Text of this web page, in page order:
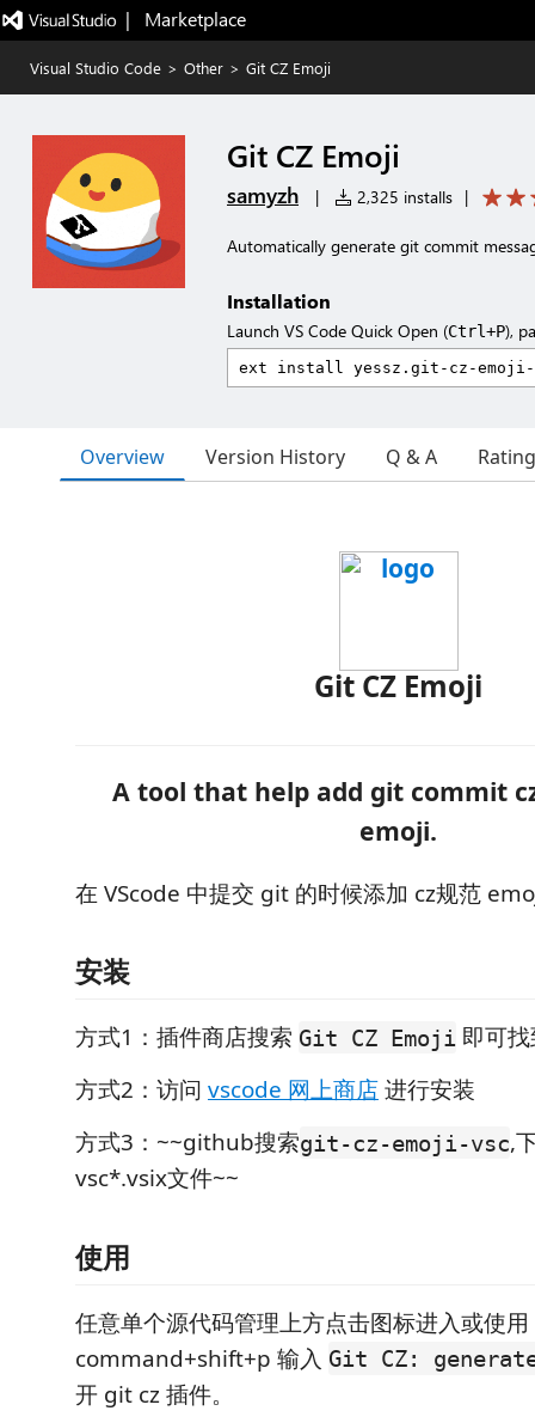
|   Marketplace
Visual Studio Code > Other > Git CZ Emoji
Git CZ Emoji
samyzh | 2,325 installs |
Automatically generate git commit
Installation
Launch VS Code Quick Open (Ctrl+P),
Overview Version History Q & A
Git CZ Emoji
A tool that help add git commit
emoji.
在 VScode 中提交 git 的时候添加 cz规范
安装
方式1：插件商店搜索 Git CZ Emoji 即可
方式2：访问 vscode 网上商店进行安装
方式3：~~github搜索git-cz-emoji-vsc,
vsc*.vsix文件~~
使用
任意单个源代码管理上方点击图标进入或使用
command+shift+p 输入 Git CZ:
开 git cz 插件。